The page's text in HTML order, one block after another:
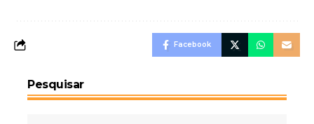
Facebook
Pesquisar